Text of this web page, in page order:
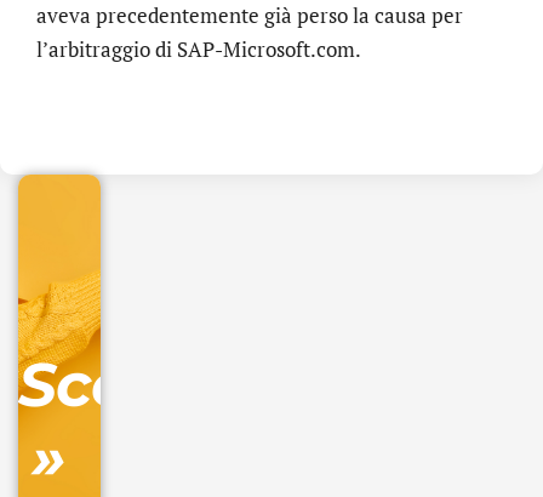
aveva precedentemente già perso la causa per
l’arbitraggio di SAP-Microsoft.com.
Scopri
»
.online